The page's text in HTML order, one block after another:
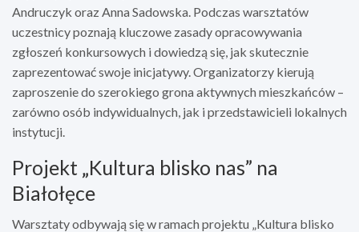
Andruczyk oraz Anna Sadowska. Podczas warsztatów
uczestnicy poznają kluczowe zasady opracowywania
zgłoszeń konkursowych i dowiedzą się, jak skutecznie
zaprezentować swoje inicjatywy. Organizatorzy kierują
zaproszenie do szerokiego grona aktywnych mieszkańców –
zarówno osób indywidualnych, jak i przedstawicieli lokalnych
instytucji.
Projekt „Kultura blisko nas” na
Białołęce
Warsztaty odbywają się w ramach projektu „Kultura blisko